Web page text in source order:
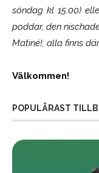
söndag kl 15.00)
poddar, den
Matiné!; alla finns
Välkommen!
POPULÄRAST